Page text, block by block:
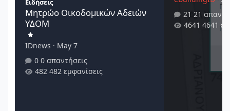
Ειδήσεις
Μητρώο Οικοδομικών Αδειών
ΥΔΟΜ
IDnews · May 7
0 απαντήσεις
482 εμφανίσεις
21
4641